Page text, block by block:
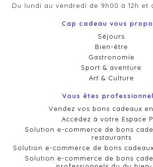
Du lundi au vendredi de 9h00 à 12h et
Cap cadeau vous
Séjours
Bien-être
Gastronomie
Sport & aventure
Art & Culture
Vous êtes
Vendez vos bons cadeaux
Accédez à votre Espace
Solution e-commerce de bons
restaurants
Solution e-commerce de bons
Solution e-commerce de bons